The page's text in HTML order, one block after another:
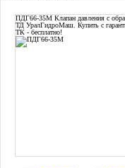
ПДГ66-35М Клапан давления с
ТД УралГидроМаш. Купить с
ТК - бесплатно!